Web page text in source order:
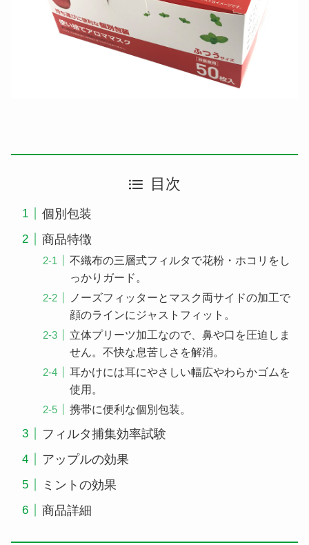
目次
個別包装
商品特徴
不織布の三層式フィルタで花粉・ホコリをし
っかりガード。
ノーズフィッターとマスク両サイドの加工で
顔のラインにジャストフィット。
立体プリーツ加工なので、鼻や口を圧迫しま
せん。不快な息苦しさを解消。
耳かけには耳にやさしい幅広やわらかゴムを
使用。
携帯に便利な個別包装。
フィルタ捕集効率試験
アップルの効果
ミントの効果
商品詳細